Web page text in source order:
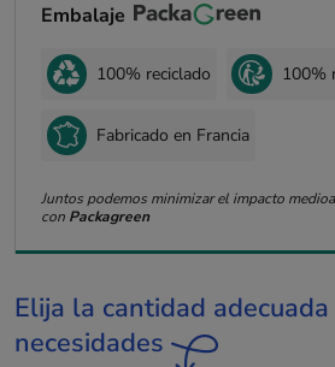
Embalaje
100% reciclado 100%
Fabricado en Francia
Juntos podemos minimizar el impacto
con Packagreen
Elija la cantidad adecuada
necesidades